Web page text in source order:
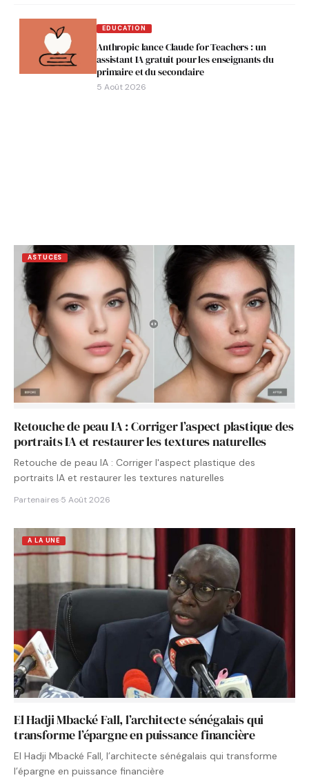
EDUCATION
Anthropic lance Claude for Teachers : un
assistant IA gratuit pour les enseignants du
primaire et du secondaire
5 Août 2026
ASTUCES
Retouche de peau IA : Corriger l’aspect plastique des
portraits IA et restaurer les textures naturelles
Retouche de peau IA : Corriger l'aspect plastique des
portraits IA et restaurer les textures naturelles
Partenaires·5 Août 2026
A LA UNE
El Hadji Mbacké Fall, l’architecte sénégalais qui
transforme l’épargne en puissance financière
El Hadji Mbacké Fall, l’architecte sénégalais qui transforme
l’épargne en puissance financière